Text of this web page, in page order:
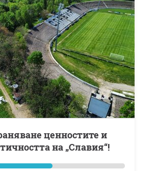
на „Славия“!